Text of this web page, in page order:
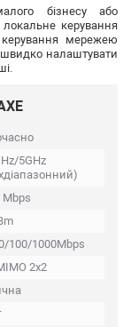
бізнесу або
локальне керування
керування мережею
налаштувати
5GHz
Mbps
100/1000Mbps
2x2